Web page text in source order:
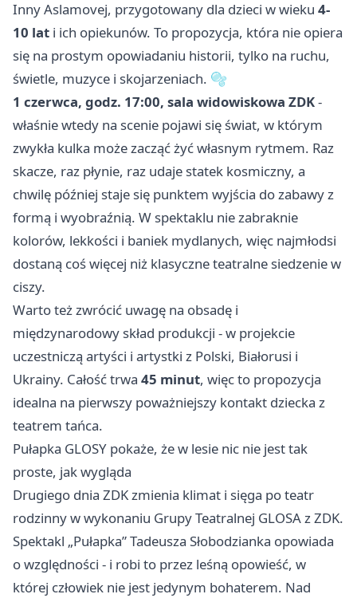
Inny Aslamovej, przygotowany dla dzieci w wieku 4-
10 lat i ich opiekunów. To propozycja, która nie opiera
się na prostym opowiadaniu historii, tylko na ruchu,
świetle, muzyce i skojarzeniach. 🫧
1 czerwca, godz. 17:00, sala widowiskowa ZDK-
właśnie wtedy na scenie pojawi się świat, w którym
zwykła kulka może zacząć żyć własnym rytmem. Raz
skacze, raz płynie, raz udaje statek kosmiczny, a
chwilę później staje się punktem wyjścia do zabawy z
formą i wyobraźnią. W spektaklu nie zabraknie
kolorów, lekkości i baniek mydlanych, więc najmłodsi
dostaną coś więcej niż klasyczne teatralne siedzenie w
ciszy.
Warto też zwrócić uwagę na obsadę i
międzynarodowy skład produkcji - w projekcie
uczestniczą artyści i artystki z Polski, Białorusi i
Ukrainy. Całość trwa 45 minut, więc to propozycja
idealna na pierwszy poważniejszy kontakt dziecka z
teatrem tańca.
Pułapka GLOSY pokaże, że w lesie nic nie jest tak
proste, jak wygląda
Drugiego dnia ZDK zmienia klimat i sięga po teatr
rodzinny w wykonaniu Grupy Teatralnej GLOSA z ZDK.
Spektakl „Pułapka” Tadeusza Słobodzianka opowiada
o względności - i robi to przez leśną opowieść, w
której człowiek nie jest jedynym bohaterem. Nad